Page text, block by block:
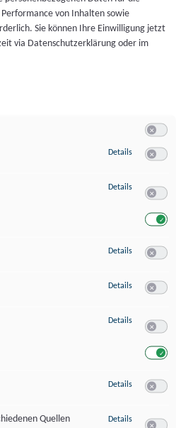
von Inhalten sowie
Sie können Ihre Einwilligung jetzt
via Datenschutzerklärung oder im
Details zu
Details zu
Details zu Erstellung
Details zu
Details zu Messung
Details zu Messung
Quellen
Details zu Analyse